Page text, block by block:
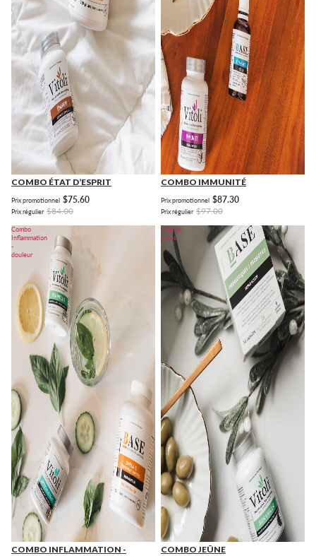
COMBO ÉTAT D’ESPRIT
Prix promotionnel $75.60
Prix régulier $84.00
COMBO IMMUNITÉ
Prix promotionnel $87.30
Prix régulier $97.00
Combo
Inflammation
-
douleur
COMBO INFLAMMATION -
Combo
jeûne
COMBO JEÛNE